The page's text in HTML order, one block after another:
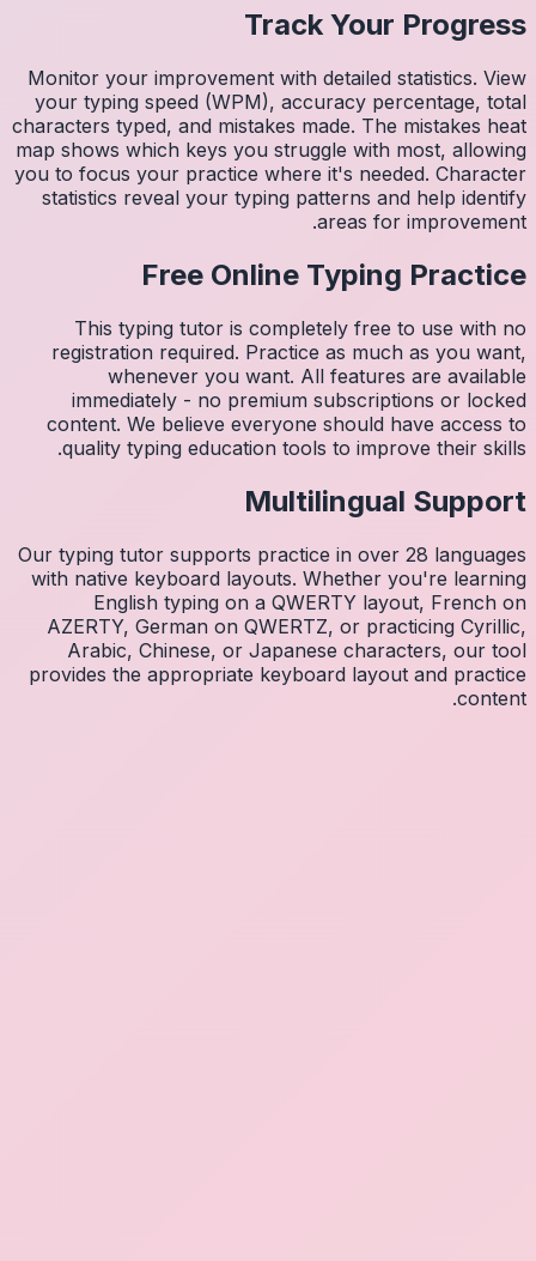
Monitor
your
map
you to
Our
with